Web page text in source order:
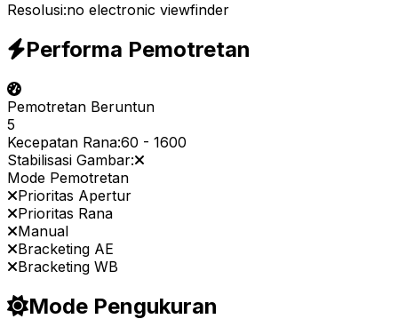
Resolusi:no electronic viewfinder
Performa Pemotretan
Pemotretan Beruntun
5
Kecepatan Rana:60 - 1600
Stabilisasi Gambar:
Mode Pemotretan
Prioritas Apertur
Prioritas Rana
Manual
Bracketing AE
Bracketing WB
Mode Pengukuran